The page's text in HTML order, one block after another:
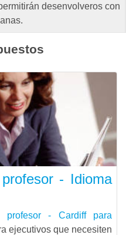
desenvolveros con
- Idioma
profesor - Cardiff para
ejecutivos que necesiten